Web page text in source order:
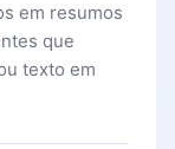
em resumos
que
texto em